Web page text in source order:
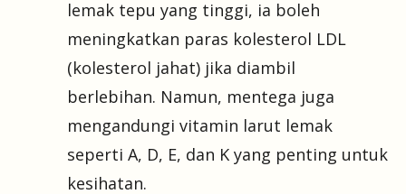
lemak tepu yang tinggi, ia boleh
meningkatkan paras kolesterol LDL
(kolesterol jahat) jika diambil
berlebihan. Namun, mentega juga
mengandungi vitamin larut lemak
seperti A, D, E, dan K yang penting untuk
kesihatan.